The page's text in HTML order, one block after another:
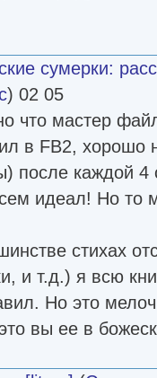
сумерки:
) 02 05
что мастер
в FB2,
после каждой 4
идеал! Но то
стихах
и т.д.) я всю
Но это
вы ее в